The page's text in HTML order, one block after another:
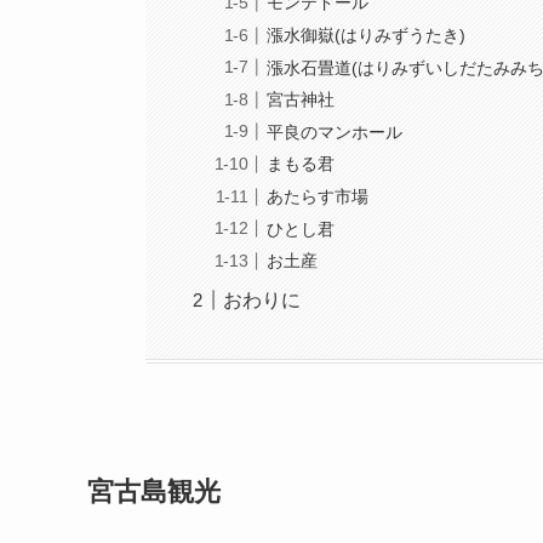
漲水御嶽(はりみずうたき)
漲水石畳道(はりみずいしだたみみ
宮古神社
平良のマンホール
まもる君
あたらす市場
ひとし君
お土産
おわりに
宮古島観光